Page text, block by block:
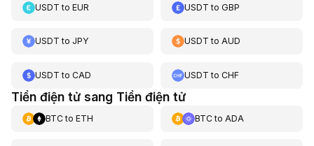
USDT to EUR USDT toGBP
USDT to JPY USDT toAUD
USDT to CAD USDT toCHF
Tiền điện tử sang Tiền điện tử
BTCto ETH BTCto ADA